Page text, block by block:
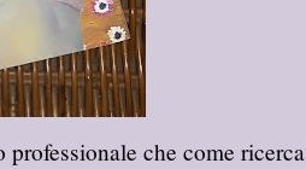
che come